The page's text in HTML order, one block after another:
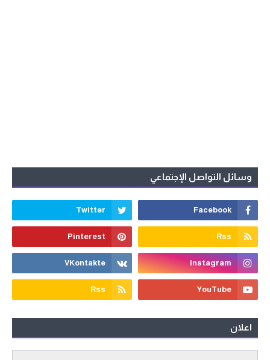
وسائل التواصل الإجتماعي
اعلان